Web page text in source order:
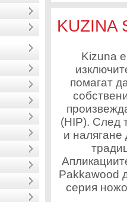
KUZINA
Kizuna
помагат
(HIP). След
и налягане
Pakkawood
серия